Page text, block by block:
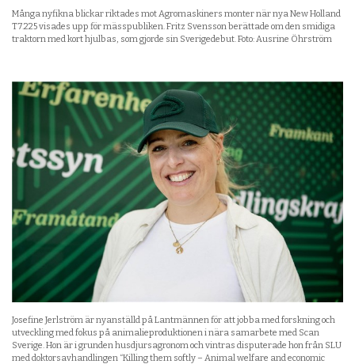
Många nyfikna blickar riktades mot Agromaskiners monter när nya New Holland
T7.225 visades upp för mässpubliken. Fritz Svensson berättade om den smidiga
traktorn med kort hjulbas, som gjorde sin Sverigedebut. Foto: Ausrine Öhrström
Josefine Jerlström är nyanställd på Lantmännen för att jobba med forskning och
utveckling med fokus på animalieproduktionen i nära samarbete med Scan
Sverige. Hon är i grunden husdjursagronom och vintras disputerade hon från SLU
med doktorsavhandlingen “Killing them softly – Animal welfare and economic